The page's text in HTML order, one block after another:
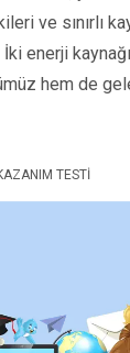
ve sınırlı
enerji
hem de
TESTI